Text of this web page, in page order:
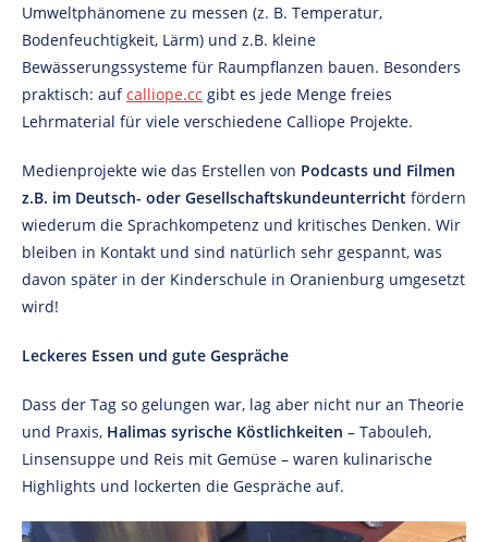
Umweltphänomene zu messen (z. B. Temperatur,
Bodenfeuchtigkeit, Lärm) und z.B. kleine
Bewässerungssysteme für Raumpflanzen bauen. Besonders
praktisch: aufcalliope.cc gibt es jede Menge freies
Lehrmaterial für viele verschiedene Calliope Projekte.
Medienprojekte wie das Erstellen von Podcasts und Filmen
z.B. im Deutsch- oder Gesellschaftskundeunterricht fördern
wiederum die Sprachkompetenz und kritisches Denken. Wir
bleiben in Kontakt und sind natürlich sehr gespannt, was
davon später in der Kinderschule in Oranienburg umgesetzt
wird!
Leckeres Essen und gute Gespräche
Dass der Tag so gelungen war, lag aber nicht nur an Theorie
und Praxis, Halimas syrische Köstlichkeiten – Tabouleh,
Linsensuppe und Reis mit Gemüse – waren kulinarische
Highlights und lockerten die Gespräche auf.